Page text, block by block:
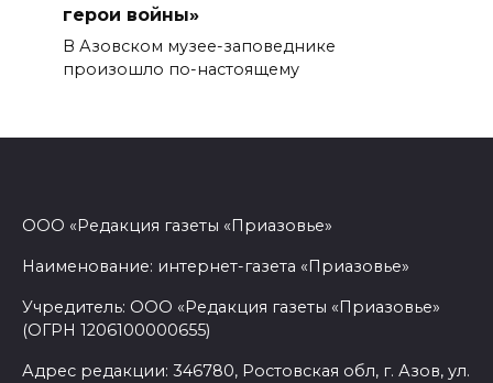
герои войны»
В Азовском музее-заповеднике
произошло по-настоящему
ООО «Редакция газеты «Приазовье»
Наименование: интернет-газета «Приазовье»
Учредитель: ООО «Редакция газеты «Приазовье»
(ОГРН 1206100000655)
Адрес редакции: 346780, Ростовская обл, г. Азов, ул.